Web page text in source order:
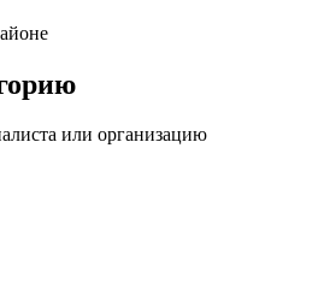
или организацию